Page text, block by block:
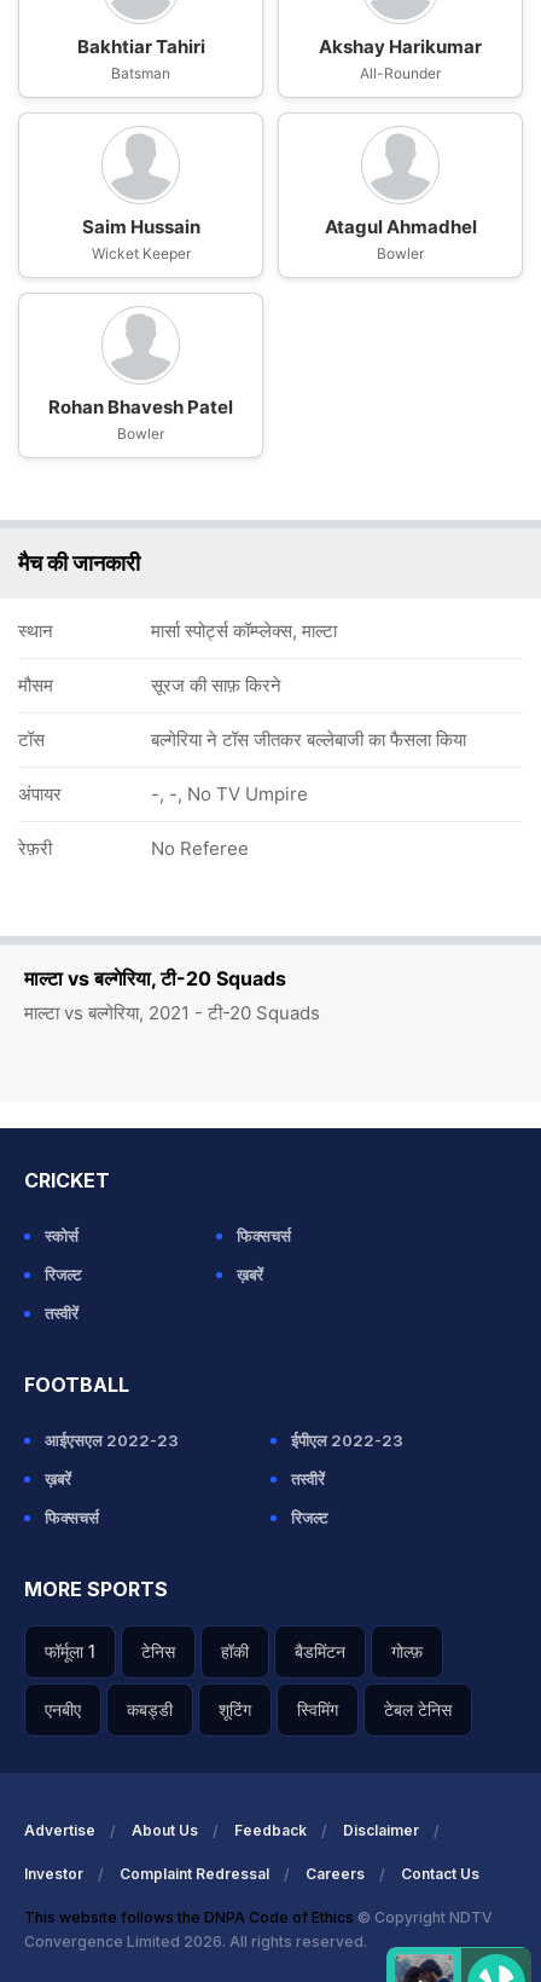
माल्टा vs बल्गेरिया, टी-20 Squads
माल्टा vs बल्गेरिया, 2021 - टी-20 Squads
Bakhtiar Tahiri
Batsman
Akshay Harikumar
All-Rounder
Saim Hussain
Wicket Keeper
Atagul Ahmadhel
Bowler
Rohan Bhavesh Patel
Bowler
मैच की जानकारी
स्थान मार्सा स्पोर्ट्स कॉम्प्लेक्स, माल्टा
मौसम सूरज की साफ़ किरने
टॉस बल्गेरिया ने टॉस जीतकर बल्लेबाजी का फैसला किया
अंपायर -, -, No TV Umpire
रेफ़री No Referee
CRICKET
स्कोर्स
फिक्सचर्स
रिजल्ट
ख़बरें
तस्वीरें
FOOTBALL
आईएसएल 2022-23
ईपीएल 2022-23
ख़बरें
तस्वीरें
फिक्सचर्स
रिजल्ट
MORE SPORTS
फॉर्मूला 1 टेनिस हॉकी बैडमिंटन गोल्फ़
एनबीए कबड्डी शूटिंग स्विमिंग टेबल टेनिस
Advertise About Us Feedback Disclaimer
Investor Complaint Redressal Careers Contact Us
This website follows the DNPA Code of Ethics © Copyright NDTV
Convergence Limited 2026. All rights reserved.